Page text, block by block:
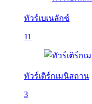
ทัวร์เบเนลักซ์
11
ทัวร์เติร์กเมนิสถาน
3